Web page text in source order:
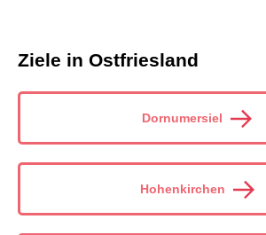
Ziele in Ostfriesland
Dornumersiel
Hohenkirchen